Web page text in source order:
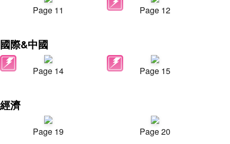
Page 11 Page 12
國際&中國
Page 14 Page 15
經濟
Page 19 Page 20